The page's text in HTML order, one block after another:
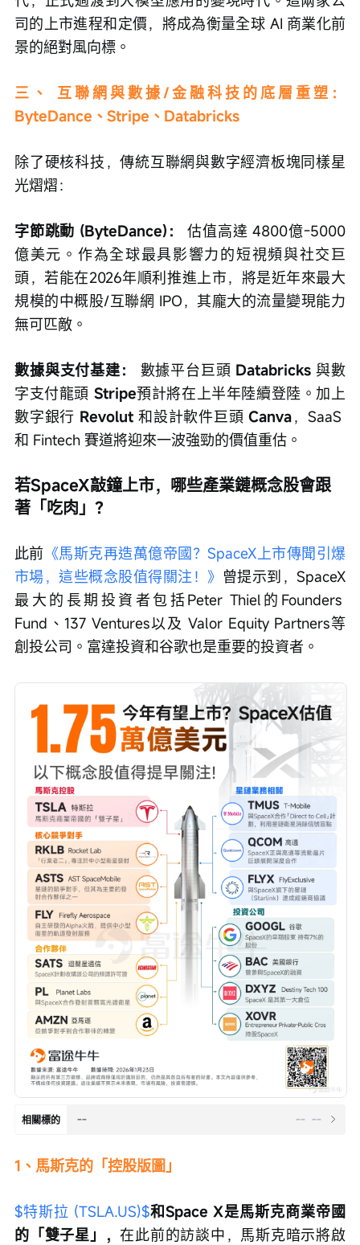
司的上市進程和定價，將成為衡量全球 AI 商業化前
景的絕對風向標。
三、 互聯網與數據/金融科技的底層重塑：
ByteDance、Stripe、Databricks
除了硬核科技，傳統互聯網與數字經濟板塊同樣星
光熠熠：
字節跳動 (ByteDance)：
估值高達 4800億-5000
億美元。作為全球最具影響力的短視頻與社交巨
頭，若能在2026年順利推進上市，將是近年來最大
規模的中概股/互聯網 IPO，其龐大的流量變現能力
無可匹敵。
數據與支付基建： 數據平台巨頭 Databricks 與數
字支付龍頭 Stripe預計將在上半年陸續登陸。加上
數字銀行 Revolut 和設計軟件巨頭 Canva，SaaS
和 Fintech 賽道將迎來一波強勁的價值重估。
若SpaceX敲鐘上市，哪些產業鏈概念股會跟
著「吃肉」？
此前 《馬斯克再造萬億帝國？SpaceX上市傳聞引爆
市場，這些概念股值得關注！》 曾提示到，SpaceX
最大的長期投資者包括Peter Thiel的Founders
Fund、137 Ventures以及 Valor Equity Partners等
創投公司。富達投資和谷歌也是重要的投資者。
相關標的 -- -- --
1、馬斯克的「控股版圖」
$特斯拉 (TSLA.US)$和Space X是馬斯克商業帝國
的「雙子星」，在此前的訪談中，馬斯克暗示將啟